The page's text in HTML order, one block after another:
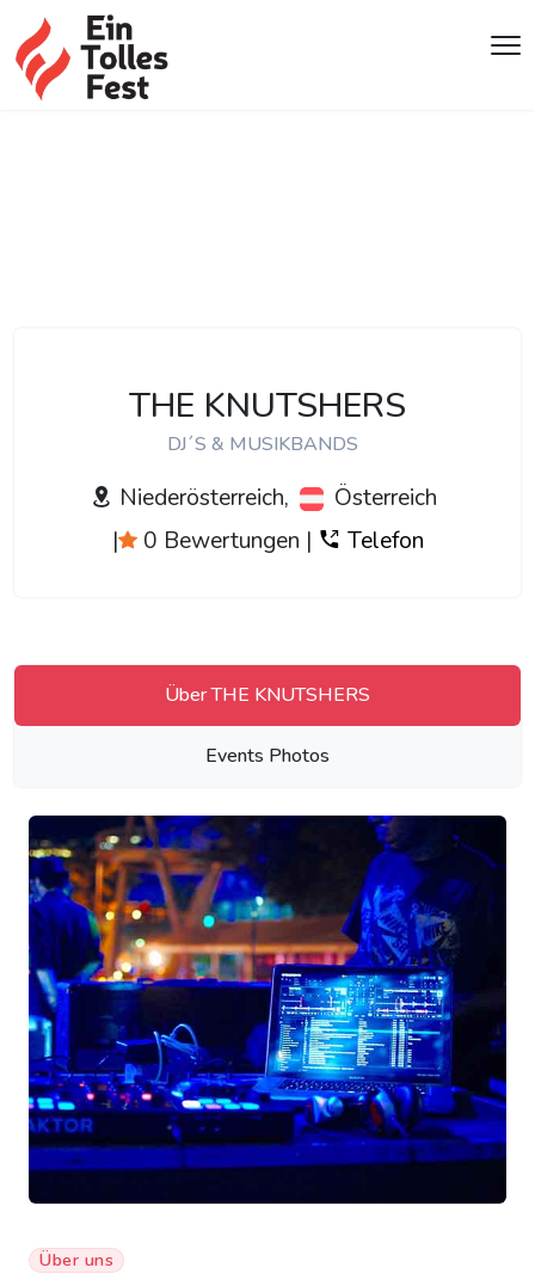
THE KNUTSHERS
DJ´S & MUSIKBANDS
Niederösterreich,
Österreich
|
0 Bewertungen | Telefon
Über THE KNUTSHERS
Events Photos
Über uns